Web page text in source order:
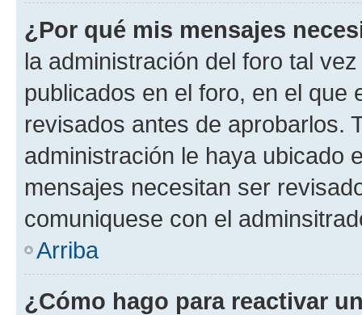
¿Por qué mis mensajes
la administración del foro tal
publicados en el foro, en el
revisados antes de aprobarlos.
administración le haya ubicado
mensajes necesitan ser
comuniquese con el
Arriba
¿Cómo hago para reactivar